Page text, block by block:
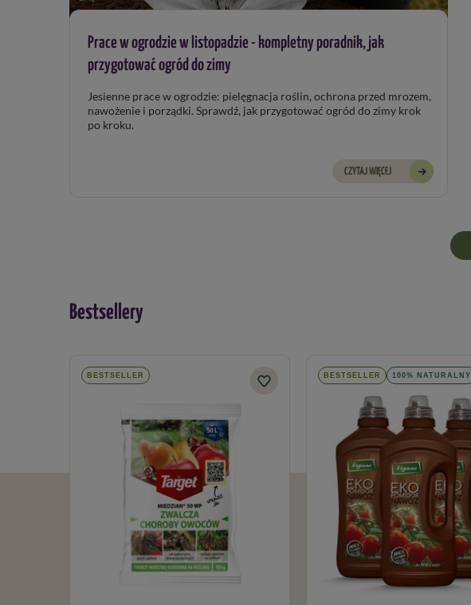
Prace w ogrodzie w listopadzie - kompletny poradnik, jak
przygotować ogród do zimy
Jesienne prace w ogrodzie: pielęgnacja roślin, ochrona przed mrozem,
nawożenie i porządki. Sprawdź, jak przygotować ogród do zimy krok
po kroku.
CZYTAJ WIĘCEJ
Bestsellery
BESTSELLER BESTSELLER 100% NATURALNY